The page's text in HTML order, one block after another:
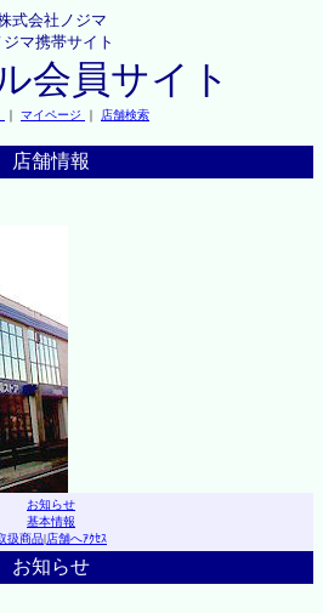
式会社ノジマ
ジマ携帯サイト
会員サイト
｜ マイページ ｜ 店舗検索
店舗情報
お知らせ
基本情報
扱商品|店舗へｱｸｾｽ
お知らせ